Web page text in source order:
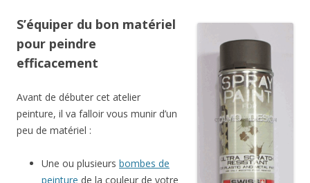
S’équiper du bon matériel
pour peindre
efficacement
Avant de débuter cet atelier
peinture, il va falloir vous munir d’un
peu de matériel :
Une ou plusieurs bombes de
peinture de la couleur de votre